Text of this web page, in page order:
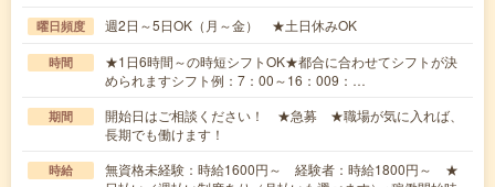
曜日頻度 週2日～5日OK（月～金） ★土日休みOK
時間
★1日6時間～の時短シフトOK★都合に合わせてシフトが決
められますシフト例：7：00～16：009：…
期間
開始日はご相談ください！ ★急募 ★職場が気に入れば、
長期でも働けます！
時給
無資格未経験：時給1600円～ 経験者：時給1800円～ ★